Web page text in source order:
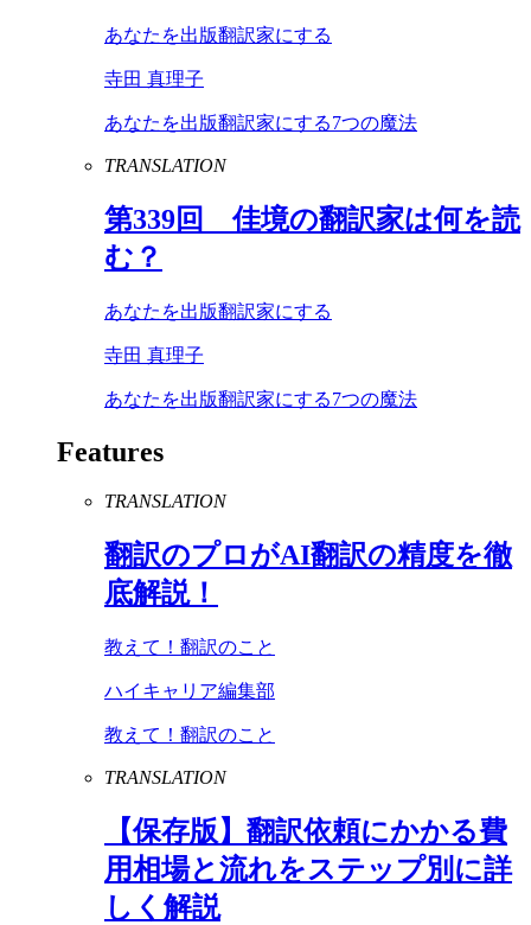
あなたを出版翻訳家にする
寺田 真理子
あなたを出版翻訳家にする7つの魔法
TRANSLATION
第339回 佳境の翻訳家は何を読
む？
あなたを出版翻訳家にする
寺田 真理子
あなたを出版翻訳家にする7つの魔法
Features
TRANSLATION
翻訳のプロがAI翻訳の精度を徹
底解説！
教えて！翻訳のこと
ハイキャリア編集部
教えて！翻訳のこと
TRANSLATION
【保存版】翻訳依頼にかかる費
用相場と流れをステップ別に詳
しく解説